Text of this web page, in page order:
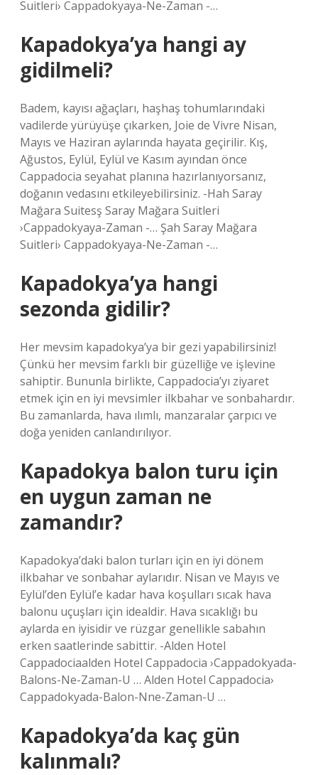
Suitleri› Cappadokyaya-Ne-Zaman -…
Kapadokya’ya hangi ay
gidilmeli?
Badem, kayısı ağaçları, haşhaş tohumlarındaki
vadilerde yürüyüşe çıkarken, Joie de Vivre Nisan,
Mayıs ve Haziran aylarında hayata geçirilir. Kış,
Ağustos, Eylül, Eylül ve Kasım ayından önce
Cappadocia seyahat planına hazırlanıyorsanız,
doğanın vedasını etkileyebilirsiniz. -Hah Saray
Mağara Suitesş Saray Mağara Suitleri
›Cappadokyaya-Zaman -… Şah Saray Mağara
Suitleri› Cappadokyaya-Ne-Zaman -…
Kapadokya’ya hangi
sezonda gidilir?
Her mevsim kapadokya’ya bir gezi yapabilirsiniz!
Çünkü her mevsim farklı bir güzelliğe ve işlevine
sahiptir. Bununla birlikte, Cappadocia’yı ziyaret
etmek için en iyi mevsimler ilkbahar ve sonbahardır.
Bu zamanlarda, hava ılımlı, manzaralar çarpıcı ve
doğa yeniden canlandırılıyor.
Kapadokya balon turu için
en uygun zaman ne
zamandır?
Kapadokya’daki balon turları için en iyi dönem
ilkbahar ve sonbahar aylarıdır. Nisan ve Mayıs ve
Eylül’den Eylül’e kadar hava koşulları sıcak hava
balonu uçuşları için idealdir. Hava sıcaklığı bu
aylarda en iyisidir ve rüzgar genellikle sabahın
erken saatlerinde sabittir. -Alden Hotel
Cappadociaalden Hotel Cappadocia ›Cappadokyada-
Balons-Ne-Zaman-U … Alden Hotel Cappadocia›
Cappadokyada-Balon-Nne-Zaman-U …
Kapadokya’da kaç gün
kalınmalı?